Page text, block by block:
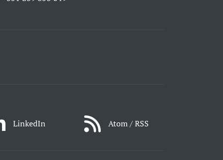
LinkedIn Atom / RSS